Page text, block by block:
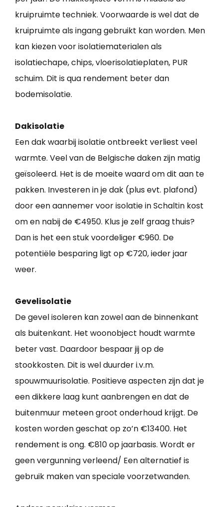
kruipruimte techniek. Voorwaarde is wel dat de
kruipruimte als ingang gebruikt kan worden. Men
kan kiezen voor isolatiematerialen als
isolatiechape, chips, vloerisolatieplaten, PUR
schuim. Dit is qua rendement beter dan
bodemisolatie.
Dakisolatie
Een dak waarbij isolatie ontbreekt verliest veel
warmte. Veel van de Belgische daken zijn matig
geïsoleerd. Het is de moeite waard om dit aan te
pakken. Investeren in je dak (plus evt. plafond)
door een aannemer voor isolatie in Schaltin kost
om en nabij de €4950. Klus je zelf graag thuis?
Dan is het een stuk voordeliger €960. De
potentiële besparing ligt op €720, ieder jaar
weer.
Gevelisolatie
De gevel isoleren kan zowel aan de binnenkant
als buitenkant. Het woonobject houdt warmte
beter vast. Daardoor bespaar jij op de
stookkosten. Dit is wel duurder i.v.m.
spouwmuurisolatie. Positieve aspecten zijn dat je
een dikkere laag kunt aanbrengen en dat de
buitenmuur meteen groot onderhoud krijgt. De
kosten worden geschat op zo’n €13400. Het
rendement is ong. €810 op jaarbasis. Wordt er
geen vergunning verleend/ Een alternatief is
gebruik maken van speciale voorzetwanden.